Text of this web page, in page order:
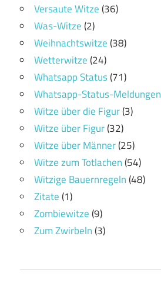
Versaute Witze(36)
Was-Witze(2)
Weihnachtswitze(38)
Wetterwitze(24)
Whatsapp Status(71)
Whatsapp-Status-Meldungen
Witze über die Figur(3)
Witze über Figur(32)
Witze über Männer(25)
Witze zum Totlachen(54)
Witzige Bauernregeln(48)
Zitate(1)
Zombiewitze(9)
Zum Zwirbeln(3)